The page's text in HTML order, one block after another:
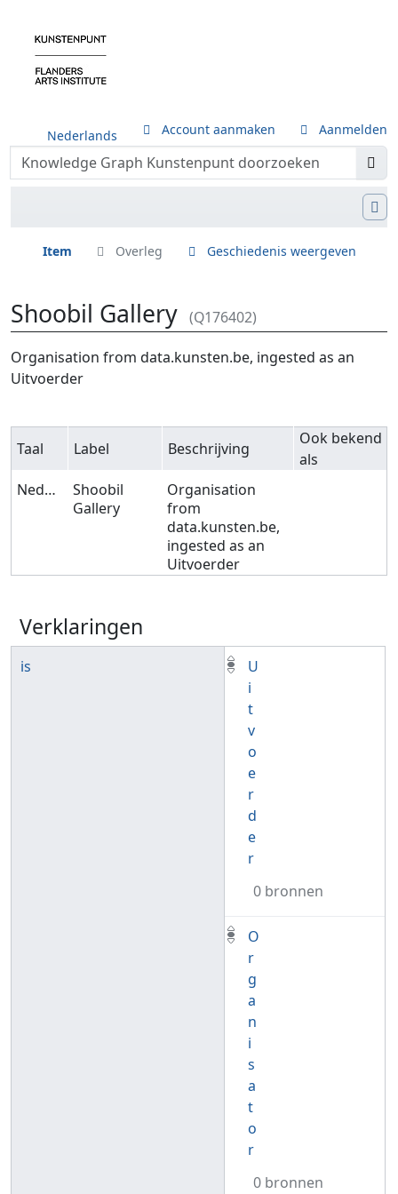
Nederlands Account aanmaken Aanmelden
Item Overleg Geschiedenis weergeven
Shoobil Gallery (Q176402)
Ga naar:navigatie,zoeken
Organisation from data.kunsten.be, ingested as an
Uitvoerder
Taal Label Beschrijving
Ook bekend
als
Nederlands
Shoobil
Gallery
Organisation
from
data.kunsten.be,
ingested as an
Uitvoerder
Verklaringen
is
U
i
t
v
o
e
r
d
e
r
0 bronnen
O
r
g
a
n
i
s
a
t
o
r
0 bronnen